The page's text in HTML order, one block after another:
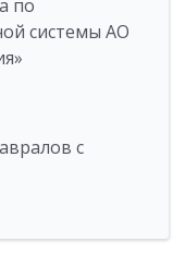
по
системы АО
с